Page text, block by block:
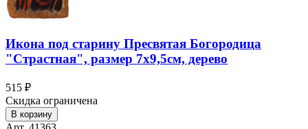
Икона под старину Пресвятая Богородица
"Страстная", размер 7х9,5см, дерево
515 ₽
Скидка ограничена
В корзину